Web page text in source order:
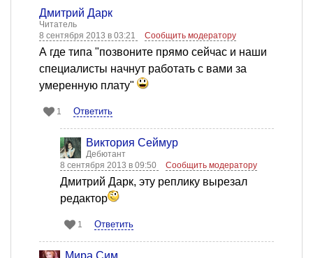
Дмитрий Дарк
Читатель
8 сентября 2013 в 03:21
Сообщить модератору
А где типа "позвоните прямо сейчас и наши
специалисты начнут работать с вами за
умеренную плату"
1 Ответить
Виктория Сеймур
Дебютант
8 сентября 2013 в 09:50
Сообщить модератору
Дмитрий Дарк, эту реплику вырезал
редактор
1 Ответить
Мира Сим